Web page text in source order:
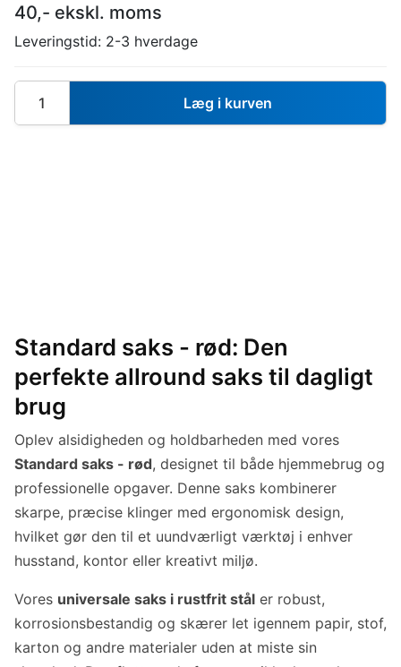
40,- ekskl. moms
Leveringstid: 2-3 hverdage
Læg i kurven
Standard saks - rød: Den
perfekte allround saks til dagligt
brug
Oplev alsidigheden og holdbarheden med vores
Standard saks - rød, designet til både hjemmebrug og
professionelle opgaver. Denne saks kombinerer
skarpe, præcise klinger med ergonomisk design,
hvilket gør den til et uundværligt værktøj i enhver
husstand, kontor eller kreativt miljø.
Vores universale saks i rustfrit stål er robust,
korrosionsbestandig og skærer let igennem papir, stof,
karton og andre materialer uden at miste sin